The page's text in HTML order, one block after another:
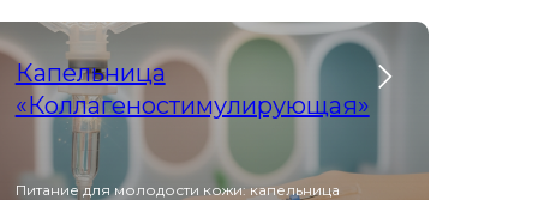
Капельница
«Коллагеностимулирующая»
Питание для молодости кожи: капельница